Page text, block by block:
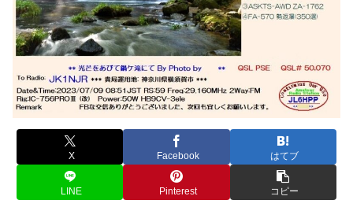
X Facebook はてブ
LINE Pinterest コピー